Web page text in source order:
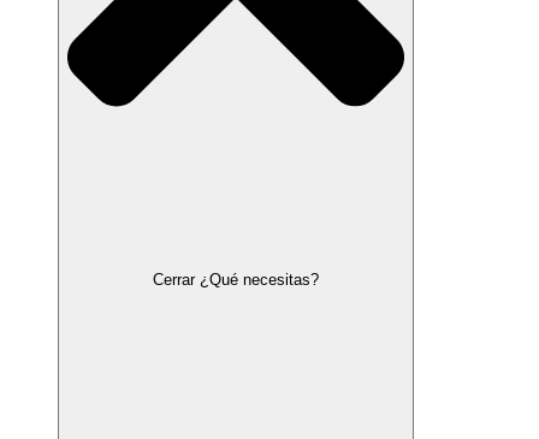
Cerrar ¿Qué necesitas?